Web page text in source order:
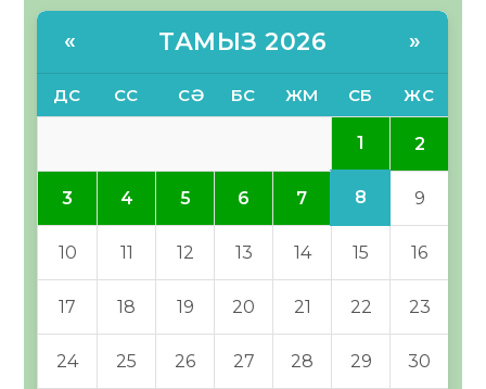
« ТАМЫЗ 2026 »
ДС СС СӘ БС ЖМ СБ ЖС
1 2
3 4 5 6 7 8 9
10 11 12 13 14 15 16
17 18 19 20 21 22 23
24 25 26 27 28 29 30